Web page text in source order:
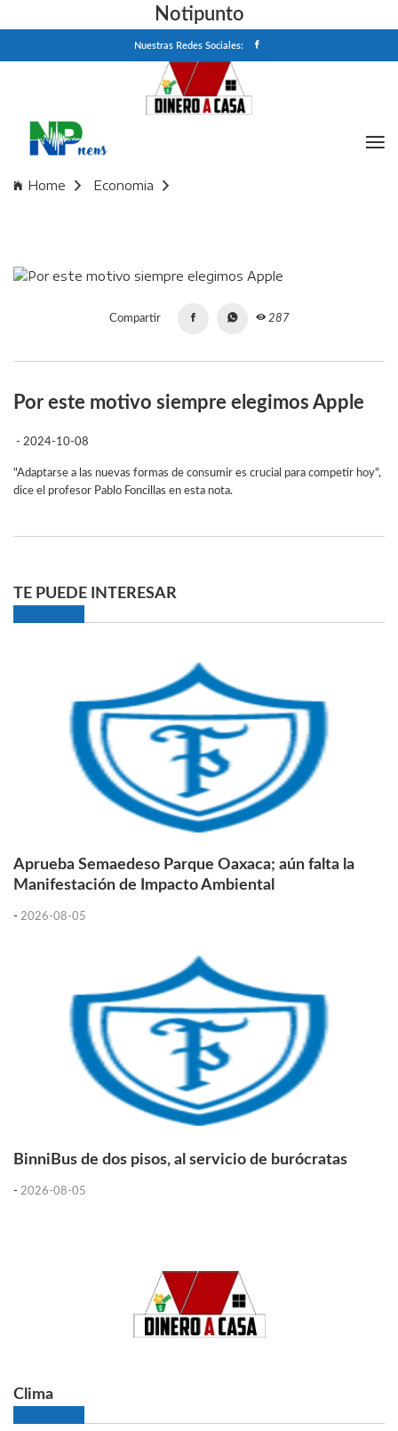
Notipunto
Nuestras Redes Sociales:
Home
Economia
Compartir 287
Por este motivo siempre elegimos Apple
- 2024-10-08
"Adaptarse a las nuevas formas de consumir es crucial para competir hoy",
dice el profesor Pablo Foncillas en esta nota.
TE PUEDE INTERESAR
Aprueba Semaedeso Parque Oaxaca; aún falta la
Manifestación de Impacto Ambiental
- 2026-08-05
BinniBus de dos pisos, al servicio de burócratas
- 2026-08-05
Clima